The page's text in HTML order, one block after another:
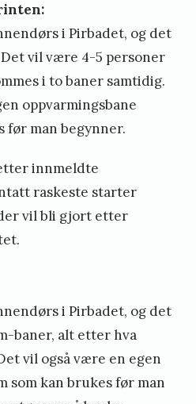
i Pirbadet, og det
vil være 4-5 personer
i to baner samtidig.
oppvarmingsbane
før man begynner.
innmeldte
raskeste starter
vil bli gjort etter
i Pirbadet, og det
baner, alt etter hva
vil også være en egen
som kan brukes før man